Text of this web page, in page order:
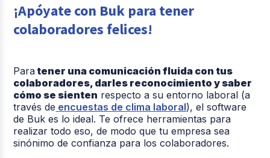
¡Apóyate con Buk para tener
colaboradores felices!
Paratener una comunicación fluida con tus
colaboradores, darles reconocimiento y saber
cómo se sienten respecto a su entorno laboral (a
través de encuestas de clima laboral), el software
de Buk es lo ideal. Te ofrece herramientas para
realizar todo eso, de modo que tu empresa sea
sinónimo de confianza para los colaboradores.